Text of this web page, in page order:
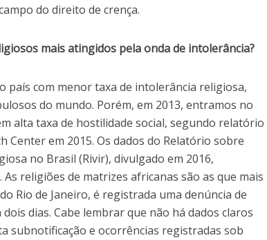
do direito de crença.
mais atingidos pela onda de intolerância?
país com menor taxa de intolerância religiosa,
do mundo. Porém, em 2013, entramos no
alta taxa de hostilidade social, segundo relatório
Center em 2015. Os dados do Relatório sobre
no Brasil (Rivir), divulgado em 2016,
religiões de matrizes africanas são as que mais
Rio de Janeiro, é registrada uma denúncia de
dias. Cabe lembrar que não há dados claros
subnotificação e ocorrências registradas sob